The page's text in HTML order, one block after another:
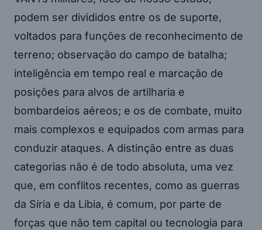
podem ser divididos entre os de suporte,
voltados para funções de reconhecimento de
terreno; observação do campo de batalha;
inteligência em tempo real e marcação de
posições para alvos de artilharia e
bombardeios aéreos; e os de combate, muito
mais complexos e equipados com armas para
conduzir ataques. A distinção entre as duas
categorias não é de todo absoluta, uma vez
que, em conflitos recentes, como as guerras
da Síria e da Líbia, é comum, por parte de
forças que não tem capital ou tecnologia para